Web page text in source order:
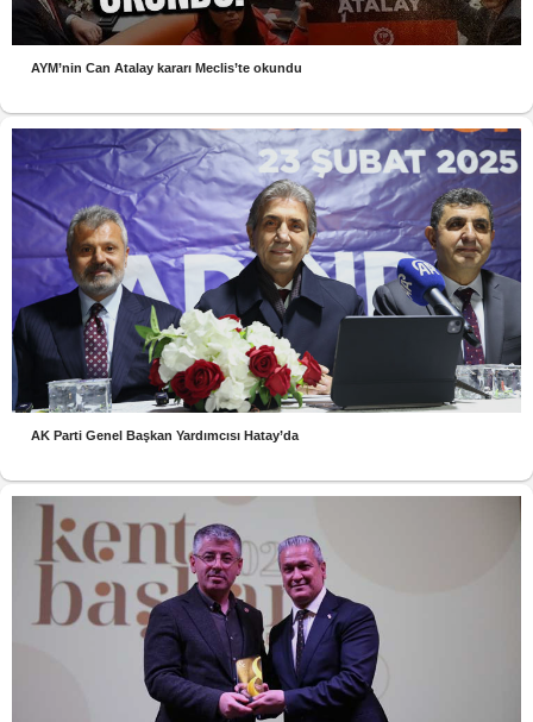
AYM’nin Can Atalay kararı Meclis’te okundu
AK Parti Genel Başkan Yardımcısı Hatay’da